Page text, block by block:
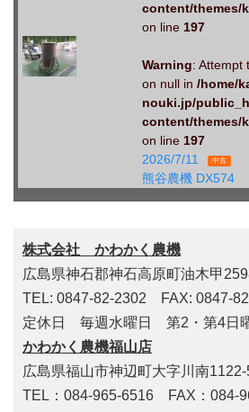
content/themes/
on line 197
Warning: Attempt
on null in /home/
nouki.jp/
content/themes/
on line 197
2026/7/11
中古
熊谷農機 DX574
株式会社 かわかく農機
広島県神石郡神石高原町油木甲
TEL: 0847-82-2302 FAX: 0847-
定休日 毎週水曜日 第2・第4日
かわかく農機福山店
広島県福山市神辺町大字川南1122-
TEL：084-965-6516 FAX：084-